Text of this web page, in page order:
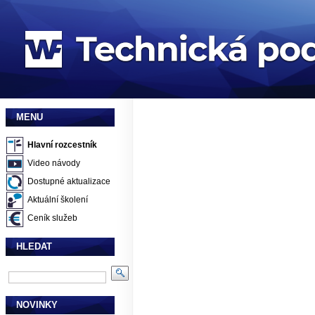
MENU
Hlavní rozcestník
Video návody
Dostupné aktualizace
Aktuální školení
Ceník služeb
HLEDAT
NOVINKY